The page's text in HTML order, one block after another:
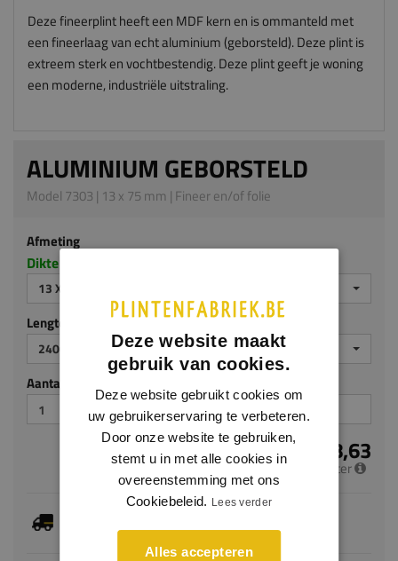
Deze fineerplint heeft een MDF kern en is ommanteld met
een fineerlaag van echt aluminium (geborsteld). Deze plint is
extreem sterk en vochtbestendig. Deze plint geeft je woning
een moderne, industriële uitstraling.
ALUMINIUM GEBORSTELD
Model 7303 | 13 x 75 mm | Fineer en/of folie
Afmeting
Dikte x hoogte in millimeters
13 X 75 MM
Lengte (mm)
2400
Aantal stuks
€ 8,63
per meter
bedraagt 1-3 werkdagen
Deze website maakt
gebruik van cookies.
Deze website gebruikt cookies om
uw gebruikerservaring te verbeteren.
Door onze website te gebruiken,
stemt u in met alle cookies in
overeenstemming met ons
Cookiebeleid. Lees verder
Alles accepteren